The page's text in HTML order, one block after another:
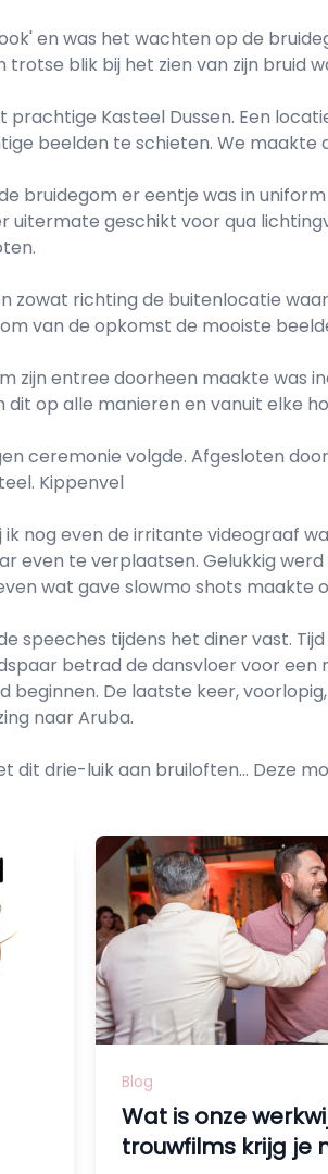
en was het wachten op de
blik bij het zien van zijn bruid
Kasteel Dussen. Een
beelden te schieten. We maakte
bruidegom er eentje was in
uitermate geschikt voor qua
zowat richting de buitenlocatie
van de opkomst de mooiste
zijn entree doorheen maakte was
op alle manieren en vanuit elke
ceremonie volgde. Afgesloten
Kippenvel
ik nog even de irritante videograaf
even te verplaatsen. Gelukkig
wat gave slowmo shots maakte
speeches tijdens het diner vast.
betrad de dansvloer voor
De laatste keer,
naar Aruba.
dit drie-luik aan bruiloften... Deze
Blog
Wat is onze
trouwfilms krijg je